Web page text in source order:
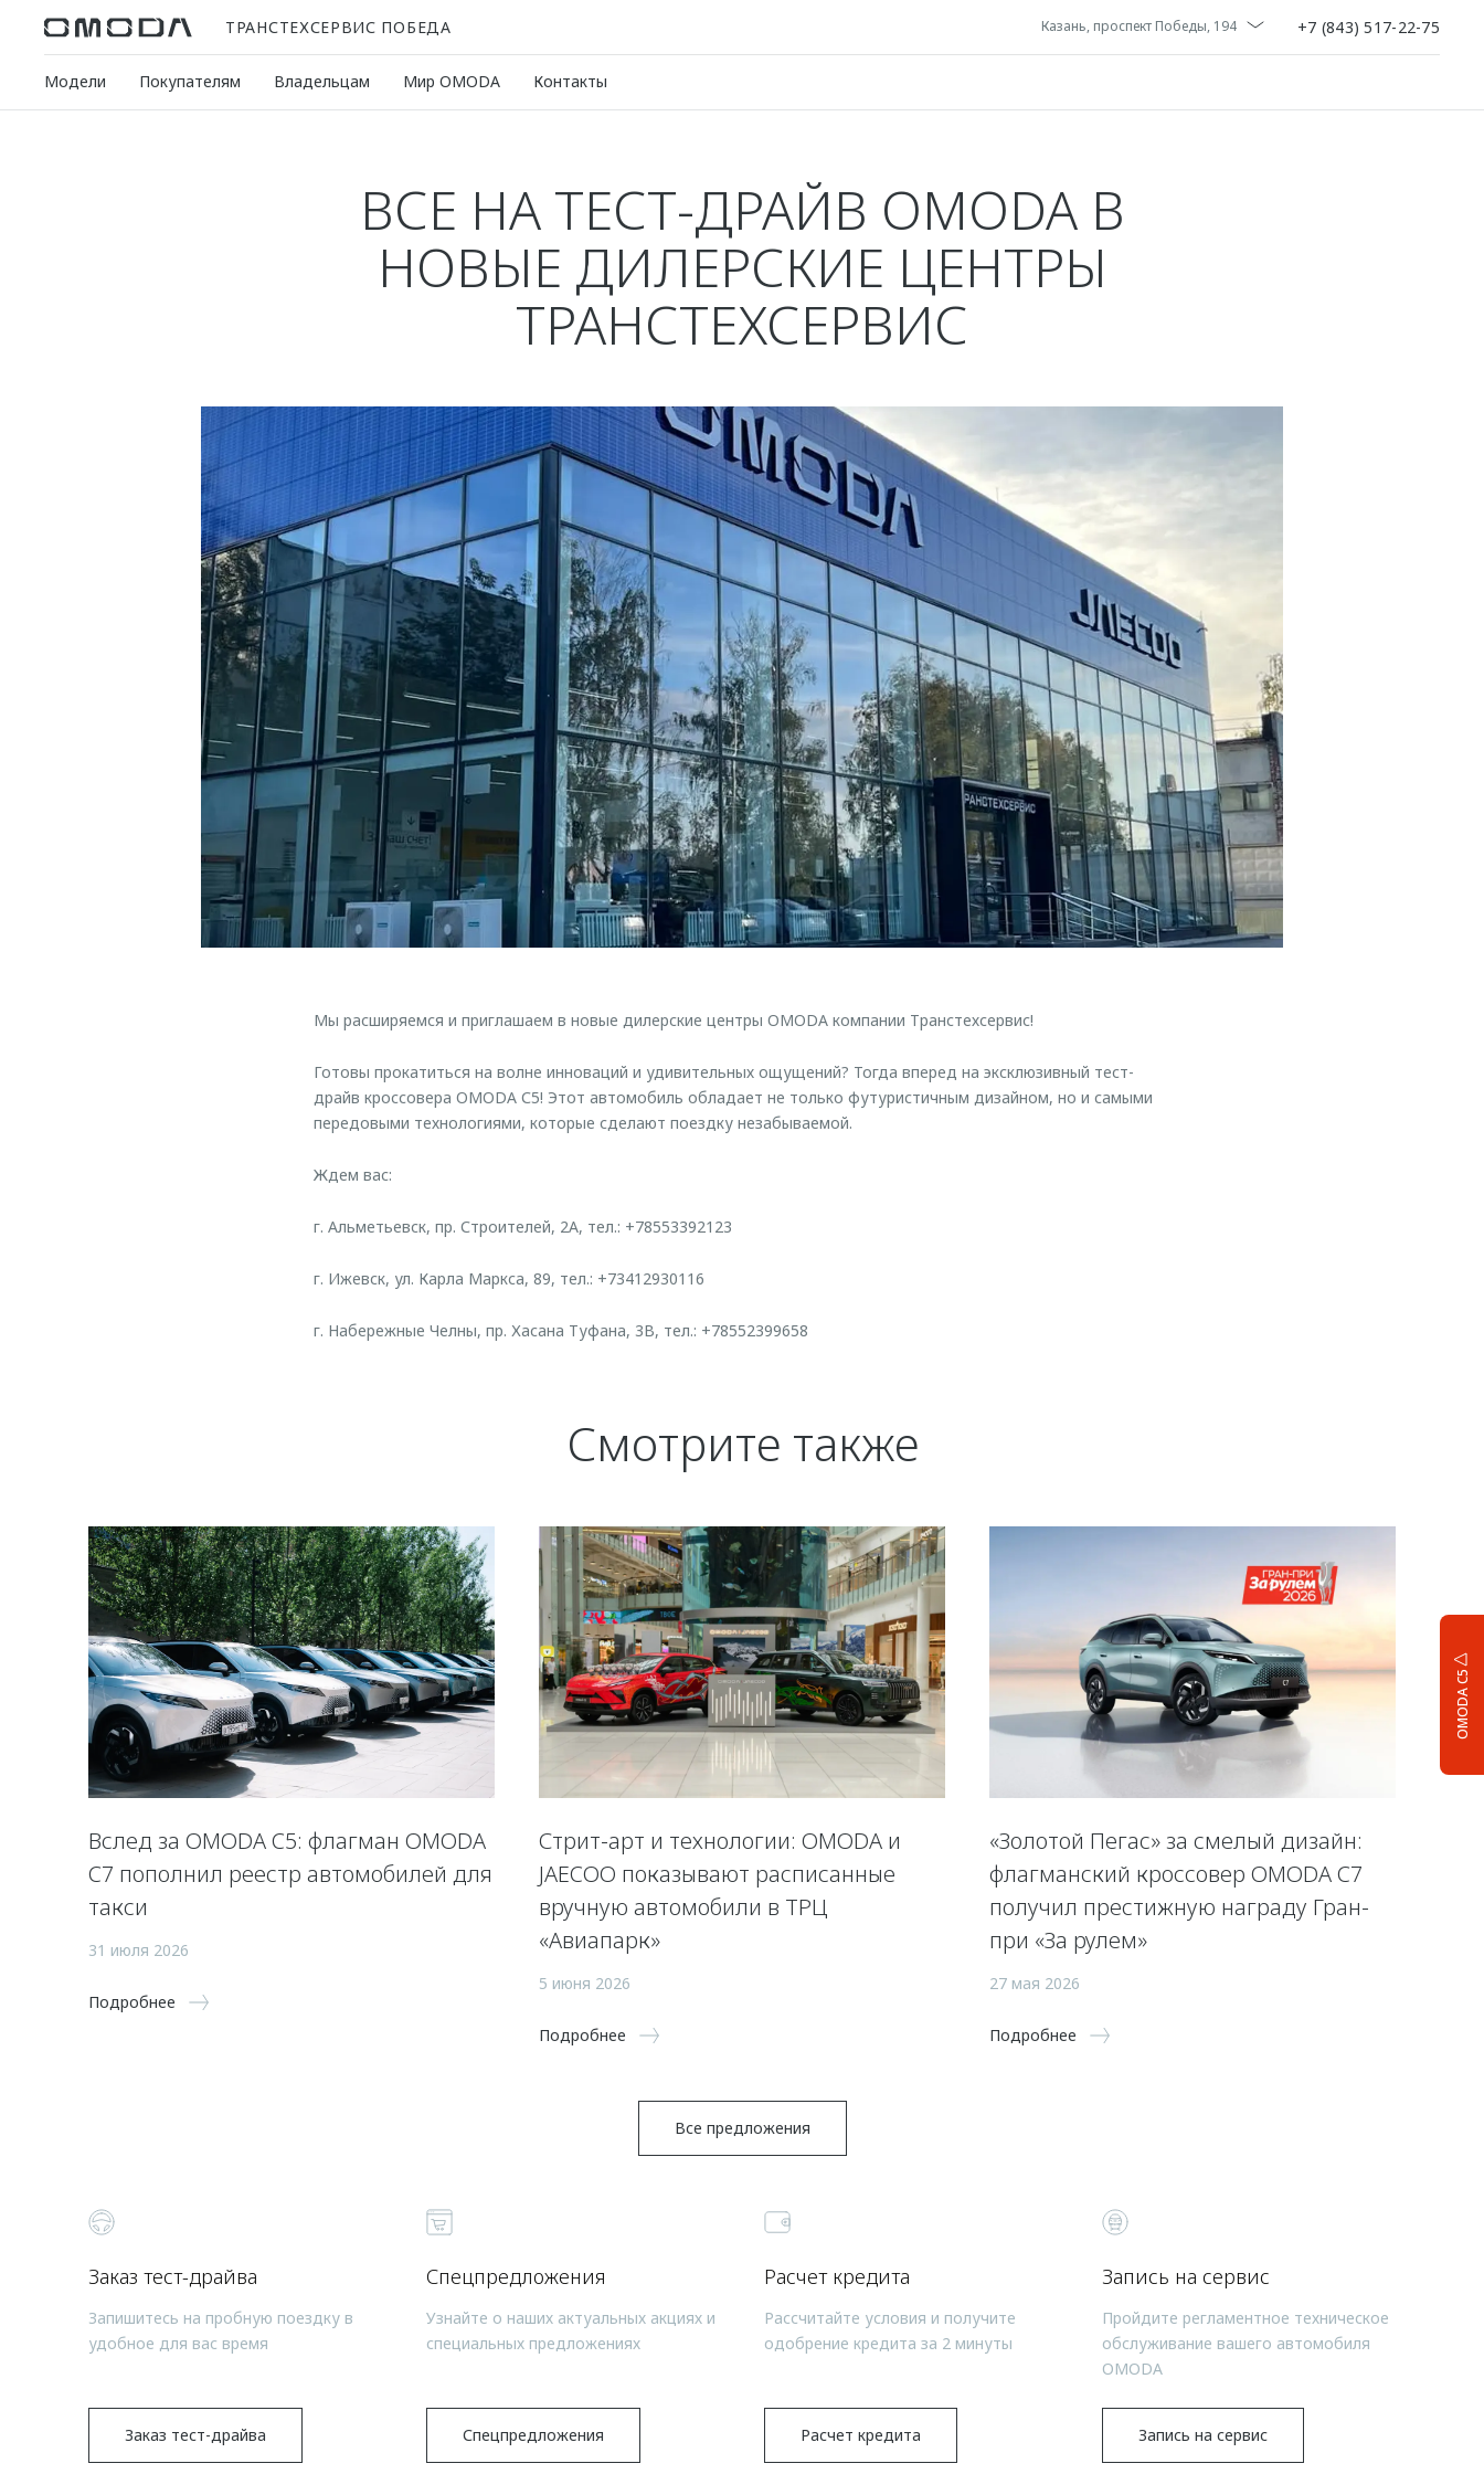
ТРАНСТЕХСЕРВИС ПОБЕДА Казань, проспект Победы, 194 +7 (843) 517-22-75
Модели Покупателям Владельцам Мир OMODA Контакты
OMODA C5
ВСЕ НА ТЕСТ-ДРАЙВ OMODA В
НОВЫЕ ДИЛЕРСКИЕ ЦЕНТРЫ
ТРАНСТЕХСЕРВИС
Мы расширяемся и приглашаем в новые дилерские центры OMODA компании Транстехсервис!
Готовы прокатиться на волне инноваций и удивительных ощущений? Тогда вперед на эксклюзивный тест-
драйв кроссовера OMODA С5! Этот автомобиль обладает не только футуристичным дизайном, но и самыми
передовыми технологиями, которые сделают поездку незабываемой.
Ждем вас:
г. Альметьевск, пр. Строителей, 2А, тел.: +78553392123
г. Ижевск, ул. Карла Маркса, 89, тел.: +73412930116
г. Набережные Челны, пр. Хасана Туфана, 3В, тел.: +78552399658
Смотрите также
Вслед за OMODA C5: флагман OMODA
C7 пополнил реестр автомобилей для
такси
31 июля 2026
Подробнее
Стрит-арт и технологии: OMODA и
JAECOO показывают расписанные
вручную автомобили в ТРЦ
«Авиапарк»
5 июня 2026
Подробнее
«Золотой Пегас» за смелый дизайн:
флагманский кроссовер OMODA C7
получил престижную награду Гран-
при «За рулем»
27 мая 2026
Подробнее
Все предложения
Заказ тест-драйва
Запишитесь на пробную поездку в
удобное для вас время
Заказ тест-драйва
Спецпредложения
Узнайте о наших актуальных акциях и
специальных предложениях
Спецпредложения
Расчет кредита
Рассчитайте условия и получите
одобрение кредита за 2 минуты
Расчет кредита
Запись на сервис
Пройдите регламентное техническое
обслуживание вашего автомобиля
OMODA
Запись на сервис